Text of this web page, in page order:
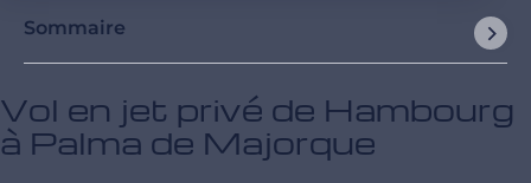
Sommaire
Vol en jet privé de Hambourg
à Palma de Majorque